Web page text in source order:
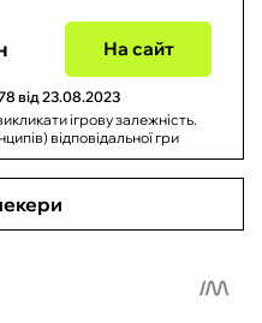
На сайт
від 23.08.2023
ігрову залежність.
відповідальної гри